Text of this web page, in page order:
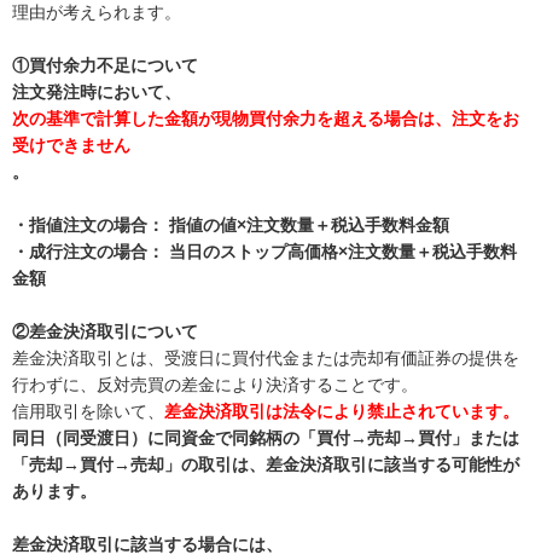
理由が考えられます。
①買付余力不足について
注文発注時において、
次の基準で計算した金額が現物買付余力を超える場合は、注文をお
受けできません
。
・指値注文の場合： 指値の値×注文数量＋税込手数料金額
・成行注文の場合： 当日のストップ高価格×注文数量＋税込手数料
金額
②差金決済取引について
差金決済取引とは、受渡日に買付代金または売却有価証券の提供を
行わずに、反対売買の差金により決済することです。
信用取引を除いて、 差金決済取引は法令により禁止されています。
同日（同受渡日）に同資金で同銘柄の「買付→売却→買付」または
「売却→買付→売却」の取引は、差金決済取引に該当する可能性が
あります。
差金決済取引に該当する場合には、